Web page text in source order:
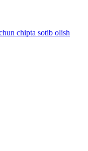
chipta sotib olish